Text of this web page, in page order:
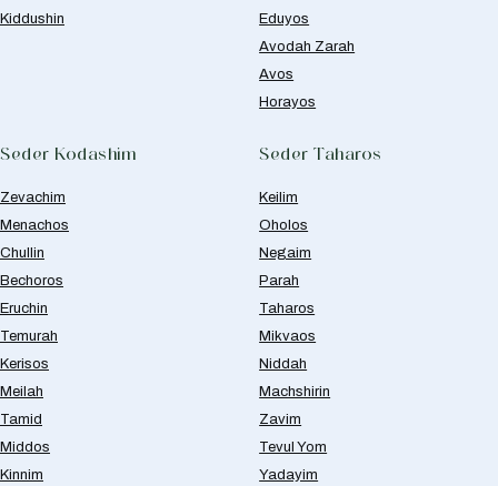
Kiddushin
Eduyos
Avodah Zarah
Avos
Horayos
Seder Kodashim
Zevachim
Menachos
Chullin
Bechoros
Eruchin
Temurah
Kerisos
Meilah
Tamid
Middos
Kinnim
Seder Taharos
Keilim
Oholos
Negaim
Parah
Taharos
Mikvaos
Niddah
Machshirin
Zavim
Tevul Yom
Yadayim